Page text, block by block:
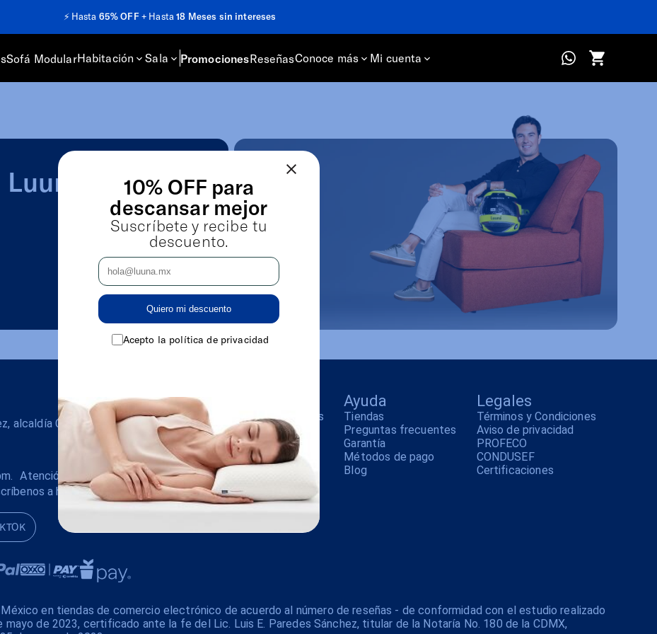
⚡️ Hasta 65% OFF+ Hasta18 Meses sin intereses
Sofá ModularHabitación Sala PromocionesReseñasConoce más Mi cuenta
alcaldía Cuauhtémoc,
Atención a clientes
a hola@luuna.mx
Habitación
Colchones
Almohadas
Blancos
Sofás modulares
Ayuda
Tiendas
Preguntas frecuentes
Garantía
Métodos de pago
Blog
Legales
Términos y Condiciones
Aviso de privacidad
PROFECO
CONDUSEF
Certificaciones
en tiendas de comercio electrónico de acuerdo al número de reseñas - de conformidad con el estudio realizado
mayo de 2023, certificado ante la fe del Lic. Luis E. Paredes Sánchez, titular de la Notaría No. 180 de la CDMX,
10% OFF para
descansar mejor
Suscríbete y recibe tu
descuento.
Quiero mi descuento
Acepto la política de privacidad